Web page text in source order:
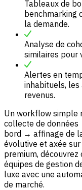
Tableaux de
benchmarking
la demande.
Analyse de
similaires pour
Alertes en
inhabituels,
revenus.
Un workflow simple
collecte de
bord → affinage de
évolutive et axée
premium,
équipes de gestion
luxe avec une
de marché.